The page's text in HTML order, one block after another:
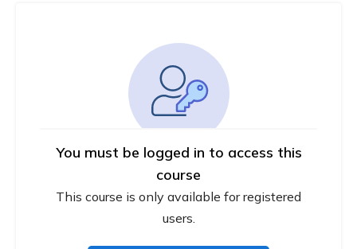
You must be logged in to access this
course
This course is only available for registered
users.